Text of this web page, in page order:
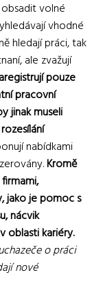
volné
vhodné
hledají práci, tak
ale zvažují
pouze
pracovní
jinak museli
nabídkami
Kromě
jako je pomoc s
nácvik
oblasti kariéry.
o práci
nové